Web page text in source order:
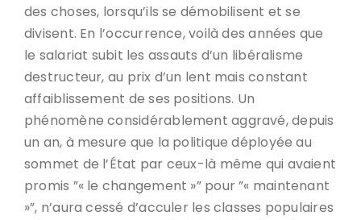
des choses, lorsqu’ils se démobilisent et se
divisent. En l’occurrence, voilà des années que
le salariat subit les assauts d’un libéralisme
destructeur, au prix d’un lent mais constant
affaiblissement de ses positions. Un
phénomène considérablement aggravé, depuis
un an, à mesure que la politique déployée au
sommet de l’État par ceux-là même qui avaient
promis ”« le changement »” pour ”« maintenant
»”, n’aura cessé d’acculer les classes populaires